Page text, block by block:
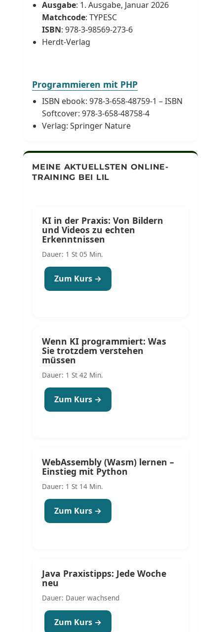
Ausgabe: 1. Ausgabe, Januar 2026
Matchcode: TYPESC
ISBN: 978-3-98569-273-6
Herdt-Verlag
Programmieren mit PHP
ISBN ebook: 978-3-658-48759-1 – ISBN
Softcover: 978-3-658-48758-4
Verlag: Springer Nature
MEINE AKTUELLSTEN ONLINE-
TRAINING BEI LIL
KI in der Praxis: Von Bildern
und Videos zu echten
Erkenntnissen
Dauer: 1 St 05 Min.
Zum Kurs →
Wenn KI programmiert: Was
Sie trotzdem verstehen
müssen
Dauer: 1 St 42 Min.
Zum Kurs →
WebAssembly (Wasm) lernen –
Einstieg mit Python
Dauer: 1 St 14 Min.
Zum Kurs →
Java Praxistipps: Jede Woche
neu
Dauer: Dauer wachsend
Zum Kurs →